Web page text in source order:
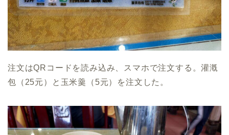
注文はQRコードを読み込み、スマホで注文する。灌漑
包（25元）と玉米羹（5元）を注文した。